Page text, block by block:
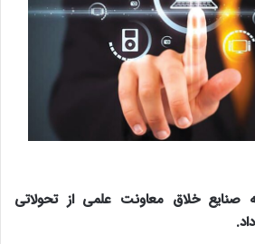
صنایع خلاق معاونت علمی از تحولاتی